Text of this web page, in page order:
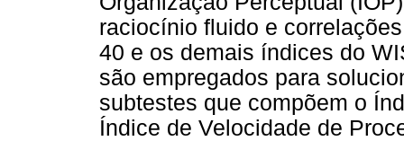
raciocínio fluido e
40 e os demais índices do
são empregados para
subtestes que compõem o
Índice de Velocidade de